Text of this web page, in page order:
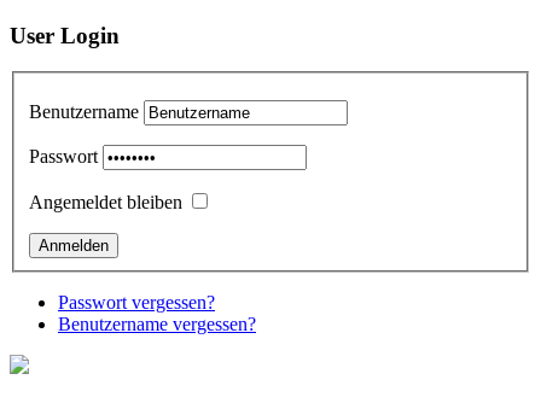
User Login
Benutzername
Passwort
Angemeldet bleiben
Passwort vergessen?
Benutzername vergessen?